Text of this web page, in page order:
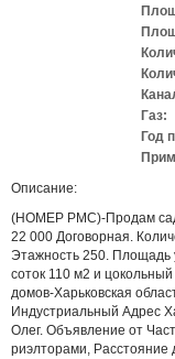
Газ:
Год
Описание:
(НОМЕР PMC)-Продам
22 000 Договорная.
Этажность 250. Площадь
соток 110 м2 и
домов-Харьковская
Индустриальный Адрес
Олег. Объявление от
риэлторами, Расстояние